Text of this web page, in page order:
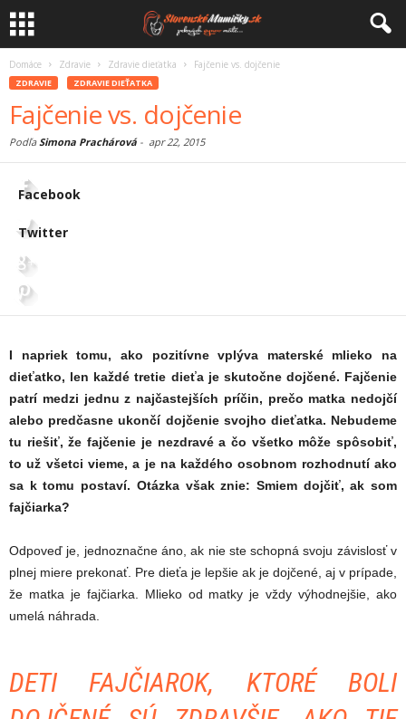
Domáce Zdravie Zdravie dieťatka Fajčenie vs. dojčenie
ZDRAVIE ZDRAVIE DIEŤATKA
Fajčenie vs. dojčenie
PodľaSimona Prachárová- apr 22, 2015
Facebook
Twitter
I napriek tomu, ako pozitívne vplýva materské mlieko na
dieťatko, len každé tretie dieťa je skutočne dojčené. Fajčenie
patrí medzi jednu z najčastejších príčin, prečo matka nedojčí
alebo predčasne ukončí dojčenie svojho dieťatka. Nebudeme
tu riešiť, že fajčenie je nezdravé a čo všetko môže spôsobiť,
to už všetci vieme, a je na každého osobnom rozhodnutí ako
sa k tomu postaví. Otázka však znie: Smiem dojčiť, ak som
fajčiarka?
Odpoveď je, jednoznačne áno, ak nie ste schopná svoju závislosť v
plnej miere prekonať. Pre dieťa je lepšie ak je dojčené, aj v prípade,
že matka je fajčiarka. Mlieko od matky je vždy výhodnejšie, ako
umelá náhrada.
DETI FAJČIAROK, KTORÉ BOLI